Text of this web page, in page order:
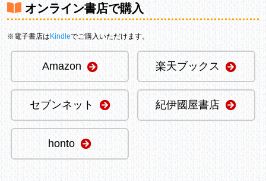
オンライン書店で購入
※電子書店は Kindleでご購入いただけます。
Amazon 楽天ブックス
セブンネット 紀伊國屋書店
honto